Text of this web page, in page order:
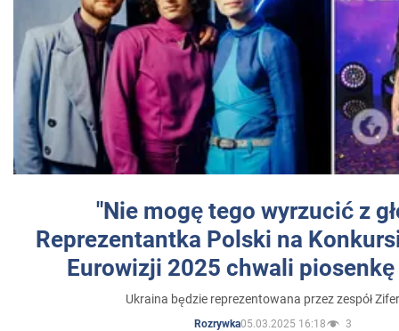
"Nie mogę tego wyrzucić z
Reprezentantka Polski na
Eurowizji 2025 chwali
Ukraina będzie reprezentowana przez zespół
Rozrywka05.03.2025 16:18 3